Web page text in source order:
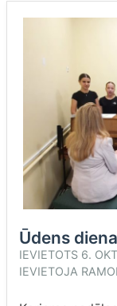
Ūdens
IEVIETOTS 6.
IEVIETOJA